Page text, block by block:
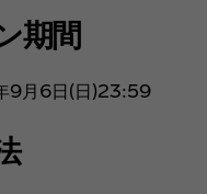
期間
9月6日(日)23:59